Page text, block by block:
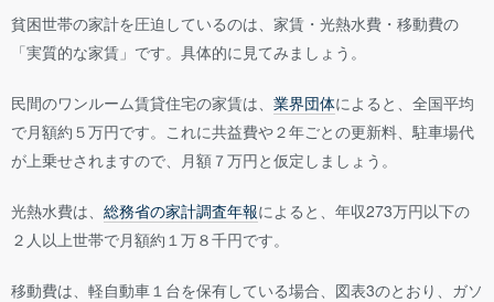
貧困世帯の家計を圧迫しているのは、家賃・光熱水費・移動費の
「実質的な家賃」です。具体的に見てみましょう。
民間のワンルーム賃貸住宅の家賃は、 業界団体によると、全国平均
で月額約５万円です。これに共益費や２年ごとの更新料、駐車場代
が上乗せされますので、月額７万円と仮定しましょう。
光熱水費は、 総務省の家計調査年報によると、年収273万円以下の
２人以上世帯で月額約１万８千円です。
移動費は、軽自動車１台を保有している場合、図表3のとおり、ガソ